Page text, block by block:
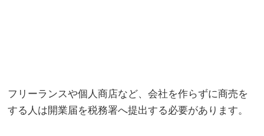
フリーランスや個人商店など、会社を作らずに商売を
する人は開業届を税務署へ提出する必要があります。